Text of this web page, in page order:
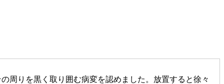
周りを黒く取り囲む病変を認めました。放置すると徐々